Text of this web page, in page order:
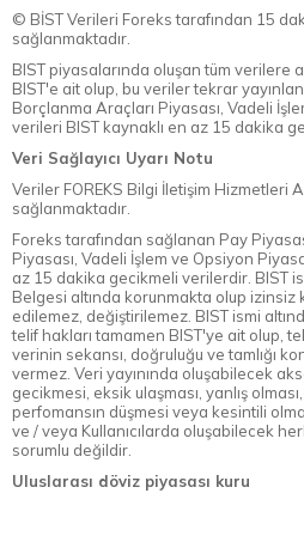
© BİST Verileri Foreks tarafından 15
sağlanmaktadır.
BIST piyasalarında oluşan tüm verilere
BIST'e ait olup, bu veriler tekrar
Borçlanma Araçları Piyasası, Vadeli
verileri BIST kaynaklı en az 15 dakika
Veri Sağlayıcı Uyarı Notu
Veriler FOREKS Bilgi İletişim Hizmetleri
sağlanmaktadır.
Foreks tarafından sağlanan Pay
Piyasası, Vadeli İşlem ve Opsiyon
az 15 dakika gecikmeli verilerdir. BIST
Belgesi altında korunmakta olup izinsiz
edilemez, değiştirilemez. BIST ismi
telif hakları tamamen BIST'ye ait olup,
verinin sekansı, doğruluğu ve tamlığı
vermez. Veri yayınında oluşabilecek
gecikmesi, eksik ulaşması, yanlış
perfomansın düşmesi veya kesintili
ve / veya Kullanıcılarda oluşabilecek
sorumlu değildir.
Uluslarası döviz piyasası kuru